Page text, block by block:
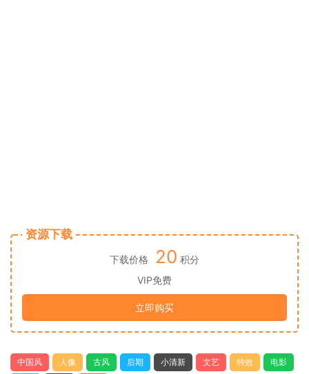
资源下载
下载价格 20 积分
VIP免费
立即购买
中国风 人像 古风 后期 小清新 文艺 特效
电影